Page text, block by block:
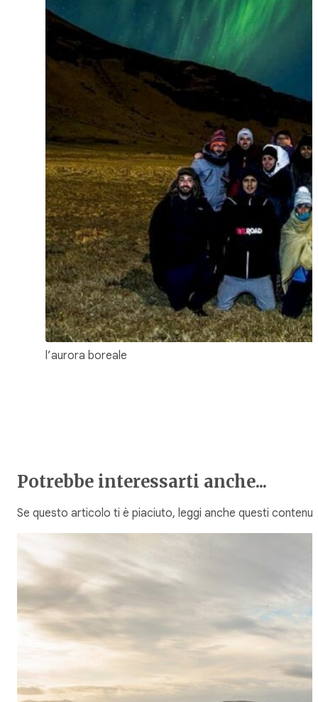
l’aurora boreale
Potrebbe interessarti anche...
Se questo articolo ti è piaciuto, leggi anche questi